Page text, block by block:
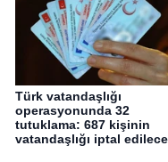
Türk vatandaşlığı
operasyonunda 32
tutuklama: 687 kişinin
vatandaşlığı iptal